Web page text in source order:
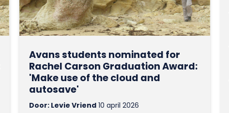
Avans students nominated for
Rachel Carson Graduation Award:
'Make use of the cloud and
autosave'
Door: Levie Vriend10 april 2026